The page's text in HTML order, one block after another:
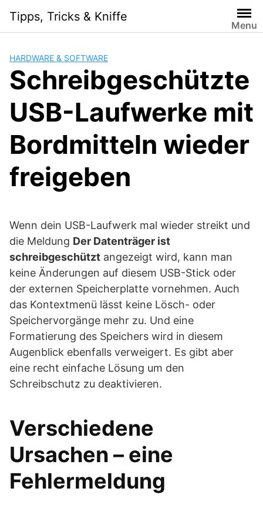
content
Tipps, Tricks & Kniffe
Menu
HARDWARE & SOFTWARE
Schreibgeschützte
USB-Laufwerke mit
Bordmitteln wieder
freigeben
Wenn dein USB-Laufwerk mal wieder streikt und
die Meldung Der Datenträger ist
schreibgeschützt angezeigt wird, kann man
keine Änderungen auf diesem USB-Stick oder
der externen Speicherplatte vornehmen. Auch
das Kontextmenü lässt keine Lösch- oder
Speichervorgänge mehr zu. Und eine
Formatierung des Speichers wird in diesem
Augenblick ebenfalls verweigert. Es gibt aber
eine recht einfache Lösung um den
Schreibschutz zu deaktivieren.
Verschiedene
Ursachen – eine
Fehlermeldung